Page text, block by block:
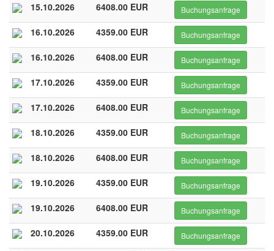
15.10.2026 6408.00 EUR Buchungsanfrage
16.10.2026 4359.00 EUR Buchungsanfrage
16.10.2026 6408.00 EUR Buchungsanfrage
17.10.2026 4359.00 EUR Buchungsanfrage
17.10.2026 6408.00 EUR Buchungsanfrage
18.10.2026 4359.00 EUR Buchungsanfrage
18.10.2026 6408.00 EUR Buchungsanfrage
19.10.2026 4359.00 EUR Buchungsanfrage
19.10.2026 6408.00 EUR Buchungsanfrage
20.10.2026 4359.00 EUR Buchungsanfrage